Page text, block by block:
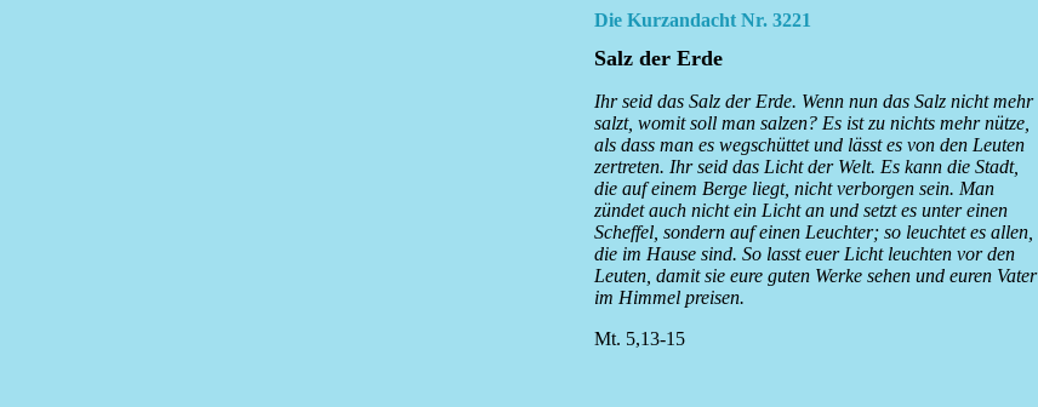
Die Kurzandacht Nr. 3221
Salz der Erde
Ihr seid das Salz der Erde. Wenn nun das Salz nicht mehr
salzt, womit soll man salzen? Es ist zu nichts mehr nütze,
als dass man es wegschüttet und lässt es von den Leuten
zertreten. Ihr seid das Licht der Welt. Es kann die Stadt,
die auf einem Berge liegt, nicht verborgen sein. Man
zündet auch nicht ein Licht an und setzt es unter einen
Scheffel, sondern auf einen Leuchter; so leuchtet es allen,
die im Hause sind. So lasst euer Licht leuchten vor den
Leuten, damit sie eure guten Werke sehen und euren Vater
im Himmel preisen.
Mt. 5,13-15